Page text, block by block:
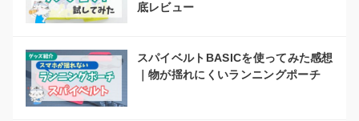
底レビュー
スパイベルトBASICを使ってみた感想
｜物が揺れにくいランニングポーチ